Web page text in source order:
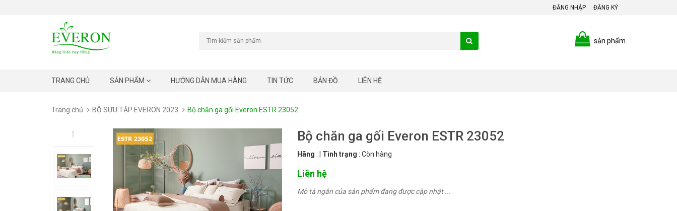
ĐĂNG NHẬP ĐĂNG KÝ
sản phẩm
TRANG CHỦ SẢN PHẨM HƯỚNG DẪN MUA HÀNG TIN TỨC BẢN ĐỒ LIÊN HỆ
Trang chủ BỘ SƯU TẬP EVERON 2023 Bộ chăn ga gối Everon ESTR 23052
Bộ chăn ga gối Everon ESTR 23052
Hãng : Tình trạng : Còn hàng
Liên hệ
Mô tả ngắn của sản phẩm đang được cập nhật ...